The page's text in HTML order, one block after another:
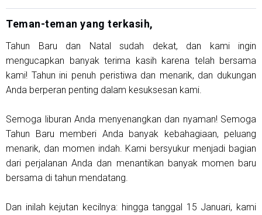
Teman-teman yang terkasih,
Tahun Baru dan Natal sudah dekat, dan kami ingin
mengucapkan banyak terima kasih karena telah bersama
kami! Tahun ini penuh peristiwa dan menarik, dan dukungan
Anda berperan penting dalam kesuksesan kami.
Semoga liburan Anda menyenangkan dan nyaman! Semoga
Tahun Baru memberi Anda banyak kebahagiaan, peluang
menarik, dan momen indah. Kami bersyukur menjadi bagian
dari perjalanan Anda dan menantikan banyak momen baru
bersama di tahun mendatang.
Dan inilah kejutan kecilnya: hingga tanggal 15 Januari, kami